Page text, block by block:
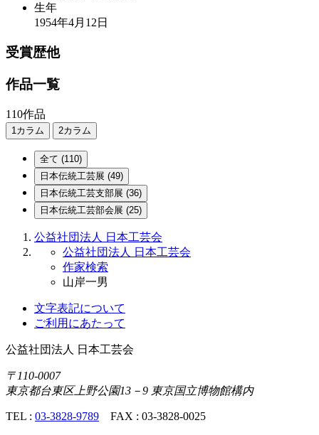
生年
1954年4月12日
受賞歴他
作品一覧
110作品
1カラム 2カラム
全て (110)
日本伝統工芸展 (49)
日本伝統工芸支部展 (36)
日本伝統工芸部会展 (25)
公益社団法人 日本工芸会
公益社団法人 日本工芸会
作家検索
山岸一男
文字表記について
ご利用にあたって
公益社団法人 日本工芸会
〒110-0007
東京都台東区上野公園13－9 東京国立博物館構内
TEL : 03-3828-9789 FAX : 03-3828-0025